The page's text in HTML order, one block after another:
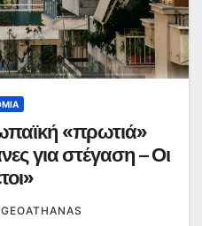
«πρωτιά»
για στέγαση – Οι
GEOATHANAS